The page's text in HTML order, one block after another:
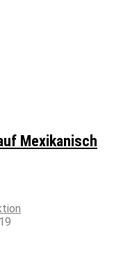
Mexikanisch